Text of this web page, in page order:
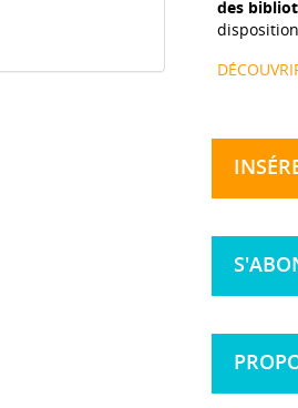
des
disposition.